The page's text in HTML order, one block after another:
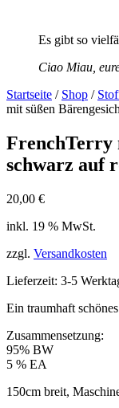
Es gibt so
Ciao Miau,
Startseite / Shop /
mit süßen
FrenchTerry
schwarz auf
20,00 €
inkl. 19 % MwSt.
zzgl. Versandkosten
Lieferzeit: 3-5
Ein traumhaft
Zusammensetzung:
95% BW
5 % EA
150cm breit,